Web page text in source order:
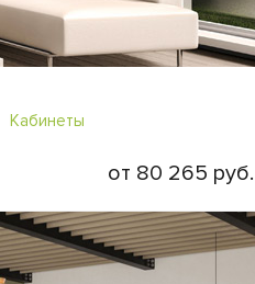
Кабинеты
от 80 265 руб.